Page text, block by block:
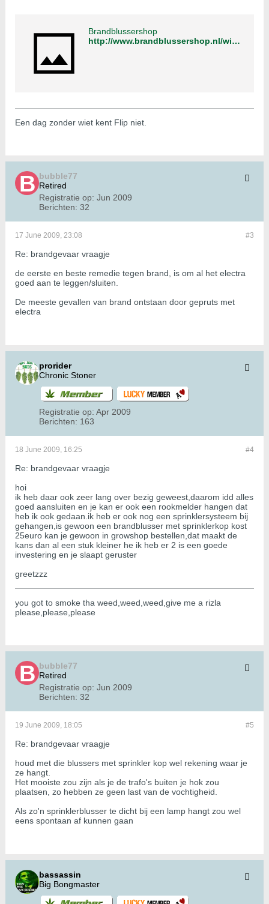
Brandblussershop
http://www.brandblussershop.nl/winkel/index.php?cPath=38&osCsid=53412c05e877315dcfb5aa8a656b7bdb
Een dag zonder wiet kent Flip niet.
bubble77
Retired
Registratie op: Jun 2009
Berichten: 32
#3
17 June 2009, 23:08
Re: brandgevaar vraagje
de eerste en beste remedie tegen brand, is om al het electra
goed aan te leggen/sluiten.
De meeste gevallen van brand ontstaan door gepruts met
electra
prorider
Chronic Stoner
Registratie op: Apr 2009
Berichten: 163
#4
18 June 2009, 16:25
Re: brandgevaar vraagje
hoi
ik heb daar ook zeer lang over bezig geweest,daarom idd alles
goed aansluiten en je kan er ook een rookmelder hangen dat
heb ik ook gedaan.ik heb er ook nog een sprinklersysteem bij
gehangen,is gewoon een brandblusser met sprinklerkop kost
25euro kan je gewoon in growshop bestellen,dat maakt de
kans dan al een stuk kleiner he ik heb er 2 is een goede
investering en je slaapt geruster
greetzzz
you got to smoke tha weed,weed,weed,give me a rizla
please,please,please
bubble77
Retired
Registratie op: Jun 2009
Berichten: 32
#5
19 June 2009, 18:05
Re: brandgevaar vraagje
houd met die blussers met sprinkler kop wel rekening waar je
ze hangt.
Het mooiste zou zijn als je de trafo's buiten je hok zou
plaatsen, zo hebben ze geen last van de vochtigheid.
Als zo'n sprinklerblusser te dicht bij een lamp hangt zou wel
eens spontaan af kunnen gaan
bassassin
Big Bongmaster